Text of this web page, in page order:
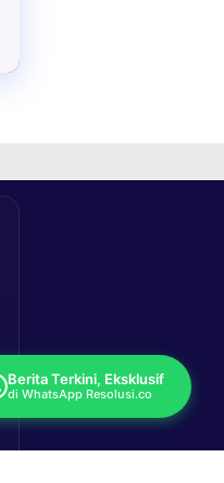
Berita Terkini, Eksklusif
di WhatsApp Resolusi.co